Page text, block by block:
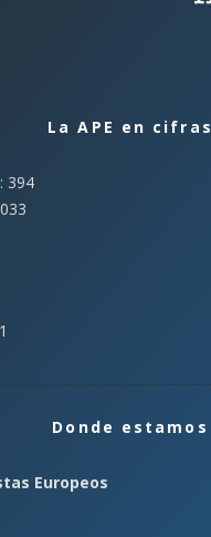
La APE en cifras
: 394
Donde estamos
Europeos